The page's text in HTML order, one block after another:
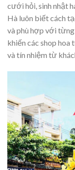
cưới hỏi, sinh nhật
Hà luôn biết cách
và phù hợp với
khiến các shop
và tín nhiệm từ